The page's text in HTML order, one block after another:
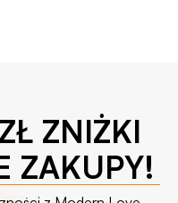
ZNIŻKI
ZAKUPY!